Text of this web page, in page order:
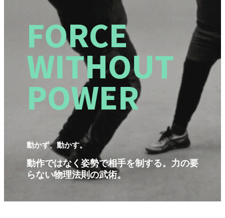
FORCE
WITHOUT
POWER
動かず、動かす。
動作ではなく姿勢で相手を制する。力の要
らない物理法則の武術。